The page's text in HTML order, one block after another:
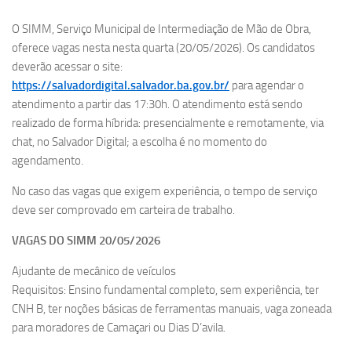
O SIMM, Serviço Municipal de Intermediação de Mão de Obra,
oferece vagas nesta nesta quarta (20/05/2026). Os candidatos
deverão acessar o site:
https://salvadordigital.salvador.ba.gov.br/ para agendar o
atendimento a partir das 17:30h. O atendimento está sendo
realizado de forma híbrida: presencialmente e remotamente, via
chat, no Salvador Digital; a escolha é no momento do
agendamento.
No caso das vagas que exigem experiência, o tempo de serviço
deve ser comprovado em carteira de trabalho.
VAGAS DO SIMM 20/05/2026
Ajudante de mecânico de veículos
Requisitos: Ensino fundamental completo, sem experiência, ter
CNH B, ter noções básicas de ferramentas manuais, vaga zoneada
para moradores de Camaçari ou Dias D’avila.